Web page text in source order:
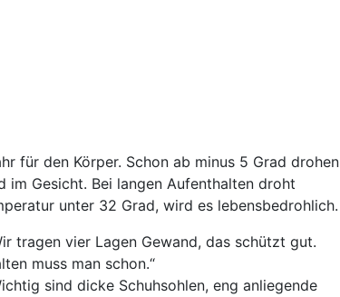
für den Körper. Schon ab minus 5 Grad drohen
im Gesicht. Bei langen Aufenthalten droht
unter 32 Grad, wird es lebensbedrohlich.
tragen vier Lagen Gewand, das schützt gut.
muss man schon.“
sind dicke Schuhsohlen, eng anliegende